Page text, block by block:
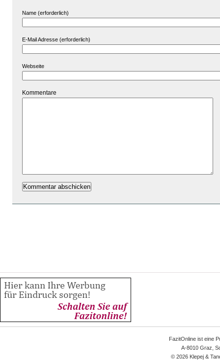
Name (erforderlich)
E-Mail Adresse (erforderlich)
Webseite
Kommentare
FazitOnline ist eine
A-8010 Graz,
© 2026 Klepej &